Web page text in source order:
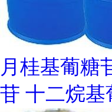
月桂基葡糖
苷 十二烷基